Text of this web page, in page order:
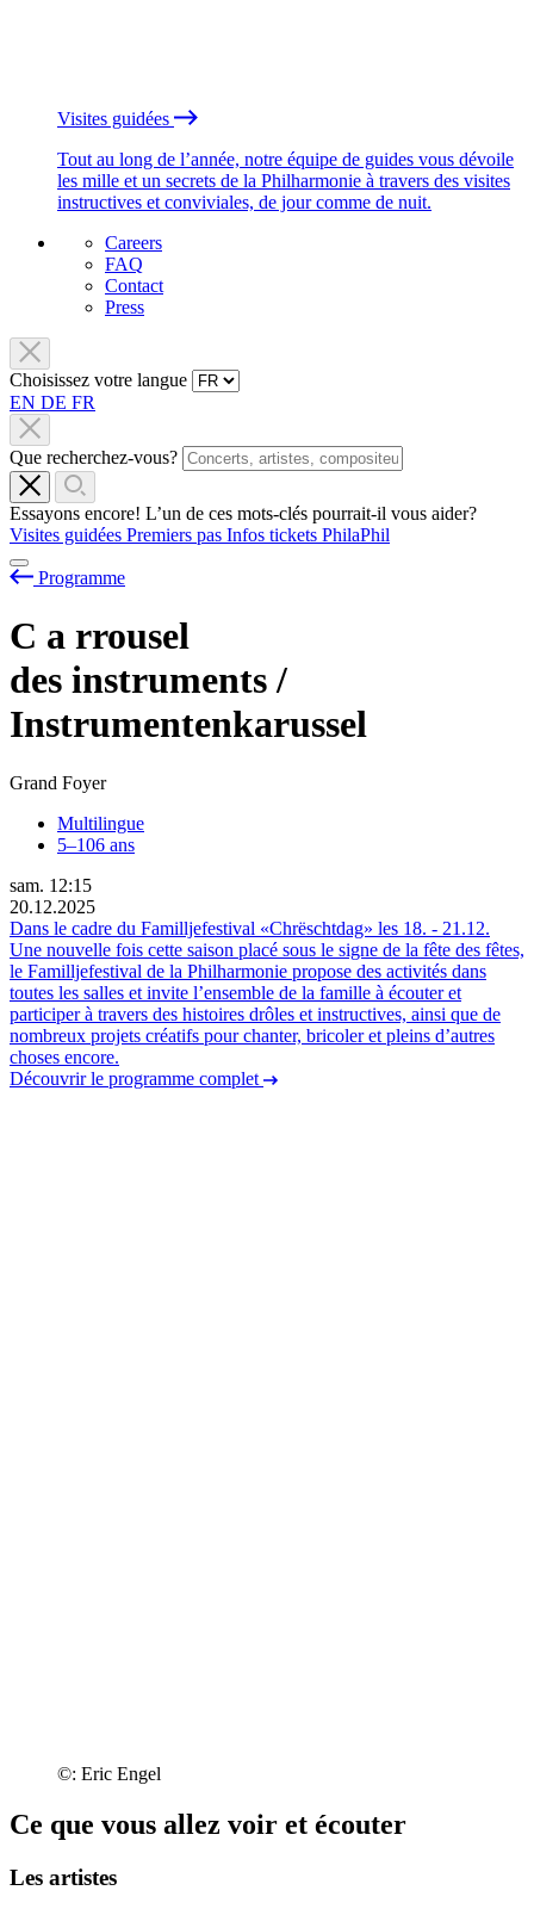
Visites guidées
Tout au long de l’année, notre équipe de guides vous dévoile
les mille et un secrets de la Philharmonie à travers des visites
instructives et conviviales, de jour comme de nuit.
Careers
FAQ
Contact
Press
Choisissez votre langue
EN DE FR
Que recherchez-vous?
Essayons encore! L’un de ces mots-clés pourrait-il vous aider?
Visites guidées Premiers pas Infos tickets PhilaPhil
Programme
C a rrousel
des instruments /
Instrumentenkarussel
Grand Foyer
Multilingue
5–106 ans
sam. 12:15
20.12.2025
Dans le cadre du Familljefestival «Chrëschtdag» les 18. - 21.12.
Une nouvelle fois cette saison placé sous le signe de la fête des fêtes,
le Familljefestival de la Philharmonie propose des activités dans
toutes les salles et invite l’ensemble de la famille à écouter et
participer à travers des histoires drôles et instructives, ainsi que de
nombreux projets créatifs pour chanter, bricoler et pleins d’autres
choses encore.
Découvrir le programme complet
©: Eric Engel
Ce que vous allez voir et écouter
Les artistes